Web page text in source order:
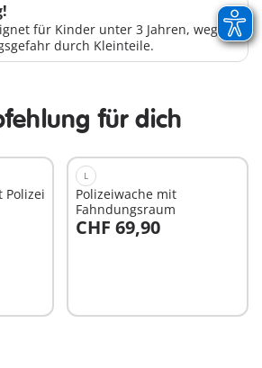
für Kinder unter 3 Jahren, wegen
durch Kleinteile.
für dich
Polizei
L
Polizeiwache mit
Fahndungsraum
CHF 69,90
In den Warenkorb